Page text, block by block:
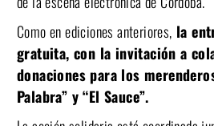
Como en ediciones anteriores, la
gratuita, con la invitación a
donaciones para los
Palabra” y “El Sauce”.